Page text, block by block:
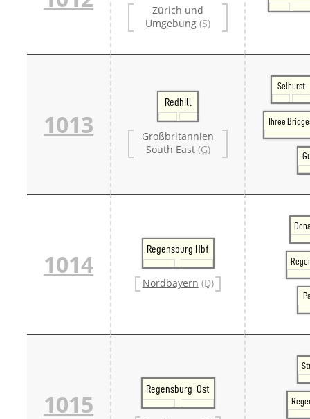
Zürich und
Umgebung (S)
1013
Redhill
Großbritannien
South East (G)
Selhurst
Three
1014
Regensburg Hbf
Nordbayern (D)
1015
Regensburg-Ost